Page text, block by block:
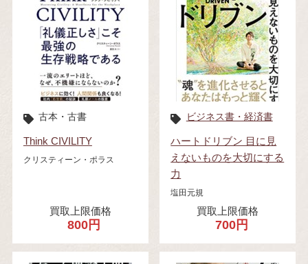
古本・古書
Think CIVILITY
クリスティーン・ポラス
買取上限価格
800円
ビジネス書・経済書
ハートドリブン 目に見
えないものを大切にする
力
塩田元規
買取上限価格
700円